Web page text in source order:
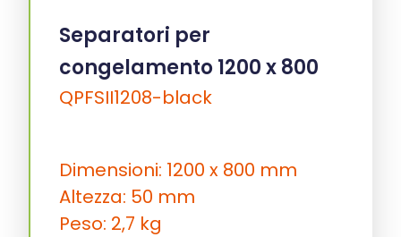
Separatori per
congelamento 1200 x 800
QPFSII1208-black
Dimensioni: 1200 x 800 mm
Altezza: 50 mm
Peso: 2,7 kg